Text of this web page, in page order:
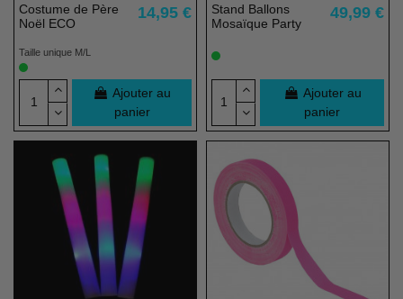
Costume de Père
Noël ECO
14,95 €
Taille unique M/L
Ajouter au
panier
Stand Ballons
Mosaïque Party
49,99 €
Ajouter au
panier